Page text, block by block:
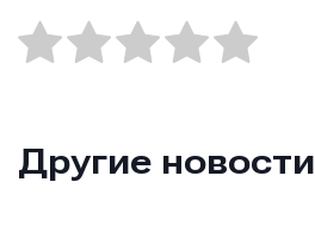
Другие новости
Имя